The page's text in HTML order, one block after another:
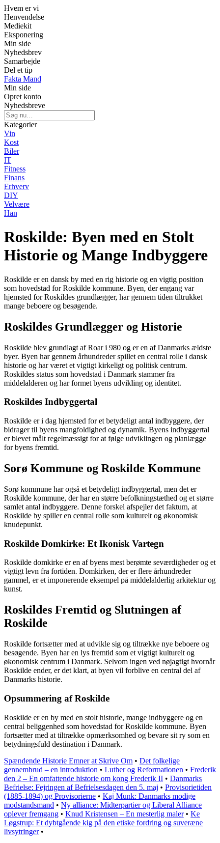
Hvem er vi
Henvendelse
Mediekit
Eksponering
Min side
Nyhedsbrev
Samarbejde
Del et tip
Fakta Mand
Min side
Opret konto
Nyhedsbreve
Kategorier
Vin
Kost
Biler
IT
Fitness
Finans
Erhverv
DIY
Velvære
Han
Roskilde: Byen med en Stolt
Historie og Mange Indbyggere
Roskilde er en dansk by med en rig historie og en vigtig position
som hovedstad for Roskilde kommune. Byen, der engang var
hjemsted for Roskildes grundlægger, har gennem tiden tiltrukket
mange beboere og besøgende.
Roskildes Grundlægger og Historie
Roskilde blev grundlagt af Roar i 980 og er en af Danmarks ældste
byer. Byen har gennem århundreder spillet en central rolle i dansk
historie og har været et vigtigt kirkeligt og politisk centrum.
Roskildes status som hovedstad i Danmark stammer fra
middelalderen og har formet byens udvikling og identitet.
Roskildes Indbyggertal
Roskilde er i dag hjemsted for et betydeligt antal indbyggere, der
bidrager til byens mangfoldighed og dynamik. Byens indbyggertal
er blevet målt regelmæssigt for at følge udviklingen og planlægge
for byens fremtid.
Sorø Kommune og Roskilde Kommune
Sorø kommune har også et betydeligt indbyggertal, men det er
Roskilde kommune, der har en større befolkningstæthed og et større
samlet antal indbyggere. Denne forskel afspejler det faktum, at
Roskilde by spiller en central rolle som kulturelt og økonomisk
knudepunkt.
Roskilde Domkirke: Et Ikonisk Vartegn
Roskilde domkirke er en af ​​byens mest berømte seværdigheder og et
vigtigt levn fra fortiden. Domkirken, der er flere århundreder
gammel, er et imponerende eksempel på middelalderlig arkitektur og
kunst.
Roskildes Fremtid og Slutningen af
Roskilde
Roskilde fortsætter med at udvikle sig og tiltrække nye beboere og
besøgende. Byen har en lys fremtid som et vigtigt kulturelt og
økonomisk centrum i Danmark. Selvom ingen ved nøjagtigt hvornår
Roskilde ender, er det klart, at byen vil forblive en central del af
Danmarks historie.
Opsummering af Roskilde
Roskilde er en by med en stolt historie, mange indbyggere og en
central beliggenhed som hovedstad for Roskilde kommune. Byen
fortsætter med at tiltrække opmærksomhed og bevare sit ry som en
betydningsfuld destination i Danmark.
Spændende Historie Emner at Skrive Om • Det folkelige
gennembrud – en introduktion • Luther og Reformationen • Frederik
den 2 – En omfattende historie om kong Frederik II • Danmarks
Befrielse: Fejringen af Befrielsesdagen den 5. maj • Provisorietiden
(1885-1894) og Provisorierne • Kaj Munk: Danmarks modige
modstandsmand • Ny alliance: Midterpartier og Liberal Alliance
oplever fremgang • Knud Kristensen – En mesterlig maler• Ke
Løgstrup: Et dybtgående kig på den etiske fordring og suveræne
livsytringer•